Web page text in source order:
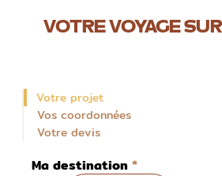
VOTRE VOYAGE
Votre projet
Vos coordonnées
Votre devis
Ma destination